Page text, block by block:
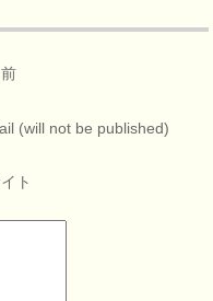
(will not be published)
ト